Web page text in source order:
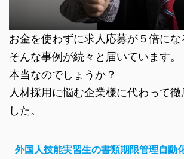
お金を使わずに求人応募が５倍にな
そんな事例が続々と届いています。
本当なのでしょうか？
人材採用に悩む企業様に代わって徹
した。
外国人技能実習生の書類期限管理自動